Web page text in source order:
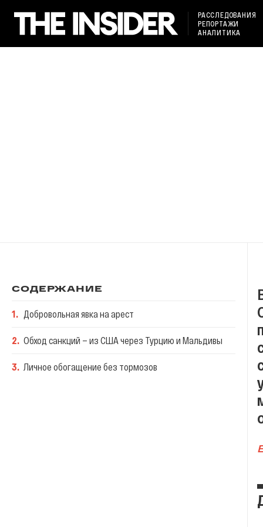
РАССЛЕДОВАНИЯ
РЕПОРТАЖИ
АНАЛИТИКА
СОДЕРЖАНИЕ
1. Добровольная явка на арест
2. Обход санкций — из США через Турцию и Мальдивы
3. Личное обогащение без тормозов